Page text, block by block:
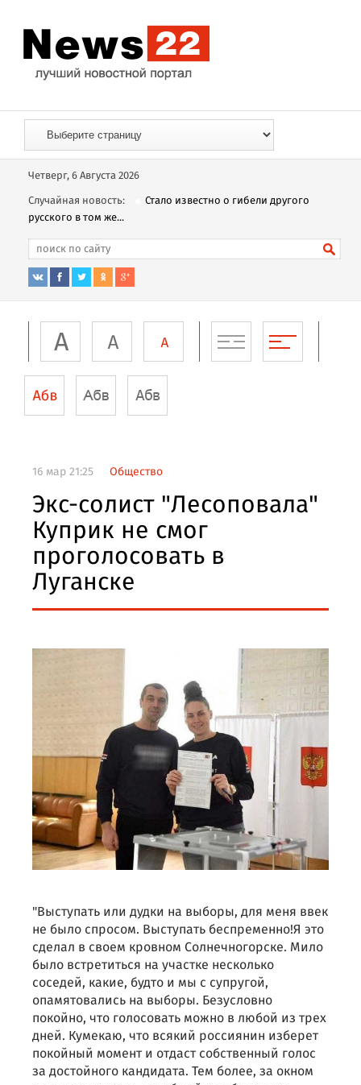
Четверг, 6 Августа 2026
Случайная новость:
Стало известно о гибели другого
русского в том же...
16 мар 21:25 Общество
Экс-солист "Лесоповала"
Куприк не смог
проголосовать в
Луганске
"Выступать или дудки на выборы, для меня ввек
не было спросом. Выступать беспременно!Я это
сделал в своем кровном Солнечногорске. Мило
было встретиться на участке несколько
соседей, какие, будто и мы с супругой,
опамятовались на выборы. Безусловно
покойно, что голосовать можно в любой из трех
дней. Кумекаю, что всякий россиянин изберет
покойный момент и отдаст собственный голос
за достойного кандидата. Тем более, за окном